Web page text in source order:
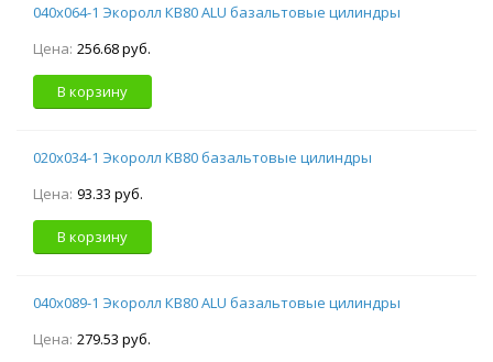
040х064-1 Экоролл КВ80 ALU базальтовые цилиндры
Цена: 256.68 руб.
В корзину
020х034-1 Экоролл КВ80 базальтовые цилиндры
Цена: 93.33 руб.
В корзину
040х089-1 Экоролл КВ80 ALU базальтовые цилиндры
Цена: 279.53 руб.